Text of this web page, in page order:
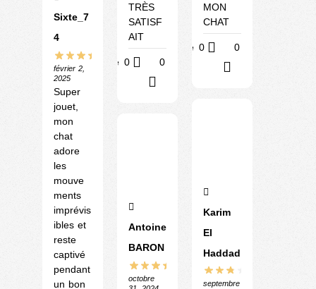
Sixte_7
4
février 2,
2025
Super
jouet,
mon
chat
adore
les
mouve
ments
imprévis
ibles et
reste
captivé
pendant
un bon
TRÈS
SATISF
AIT
Utile 0 0
Antoine
BARON
octobre
MON
CHAT
Utile 0 0
Karim
El
Haddad
septembre